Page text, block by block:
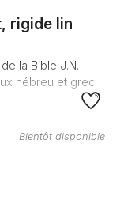
rigide lin
la Bible J.N.
hébreu et grec
Bientôt disponible